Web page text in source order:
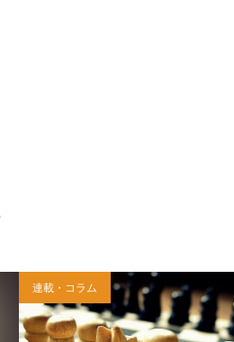
連載・コラム